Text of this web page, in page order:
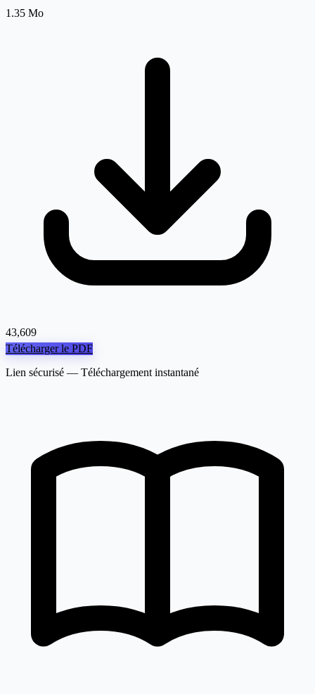
1.35 Mo
43,609
Télécharger le PDF
Lien sécurisé — Téléchargement instantané